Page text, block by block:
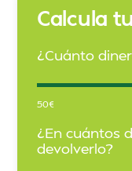
Calcula
¿Cuánto
50€
¿En cuántos
devolverlo?